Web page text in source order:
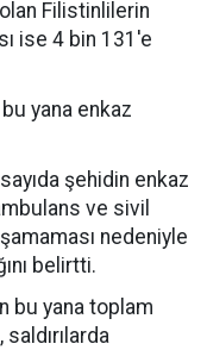
Filistinlilerin
ise 4 bin 131'e
yana enkaz
şehidin enkaz
ve sivil
nedeniyle
belirtti.
bu yana toplam